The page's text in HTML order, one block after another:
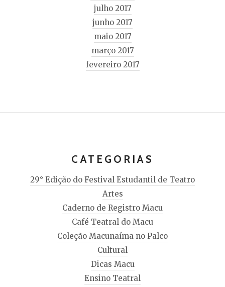
julho 2017
junho 2017
maio 2017
março 2017
fevereiro 2017
CATEGORIAS
29° Edição do Festival Estudantil de Teatro
Artes
Caderno de Registro Macu
Café Teatral do Macu
Coleção Macunaíma no Palco
Cultural
Dicas Macu
Ensino Teatral